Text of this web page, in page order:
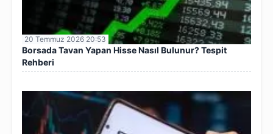
20 Temmuz 2026 20:53
Borsada Tavan Yapan Hisse Nasıl Bulunur? Tespit
Rehberi